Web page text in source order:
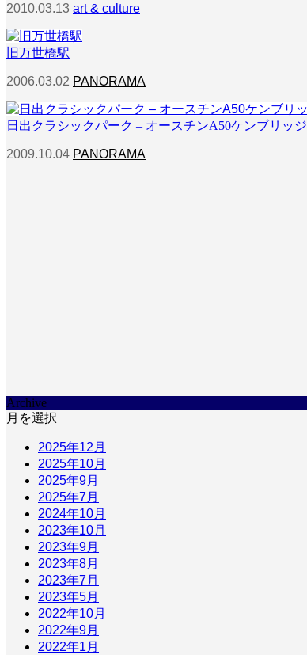
2010.03.13 art & culture
旧万世橋駅
2006.03.02 PANORAMA
日出クラシックパーク – オースチンA50ケンブリッジ
2009.10.04 PANORAMA
Archive
月を選択
2025年12月
2025年10月
2025年9月
2025年7月
2024年10月
2023年10月
2023年9月
2023年8月
2023年7月
2023年5月
2022年10月
2022年9月
2022年1月